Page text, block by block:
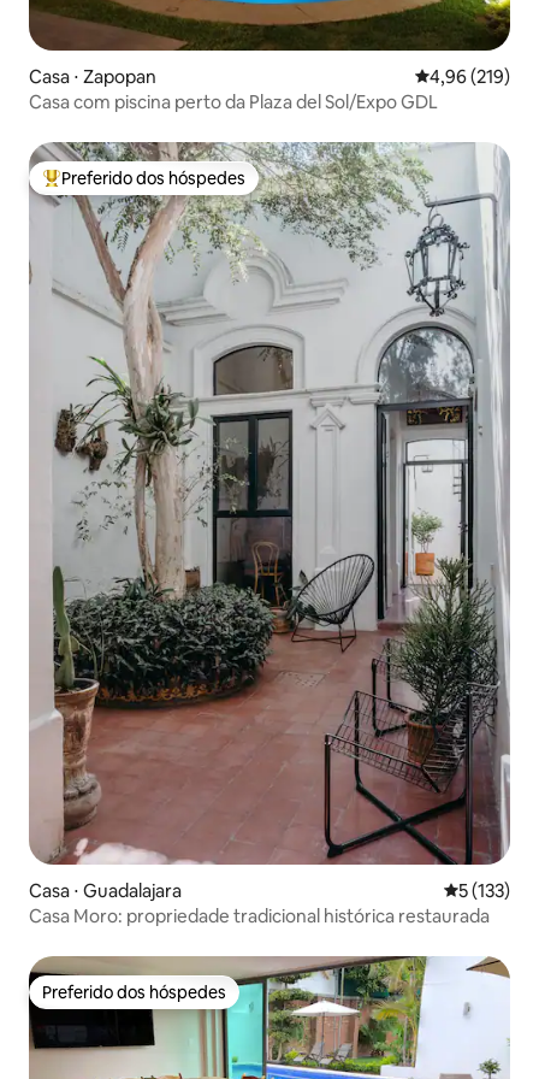
Casa ⋅ Zapopan 4,96 de uma
4,96 (219)
Casa com piscina perto da Plaza del Sol/Expo GDL
Entre os melhores preferidos dos hóspedes
Preferido dos hóspedes
Casa ⋅ Guadalajara 5 de uma
5 (133)
Casa Moro: propriedade tradicional histórica restaurada
Preferido dos hóspedes
Preferido dos hóspedes